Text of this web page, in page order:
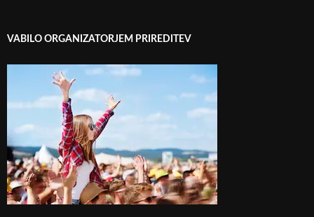
VABILO ORGANIZATORJEM PRIREDITEV